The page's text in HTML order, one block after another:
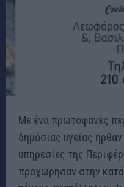
Με ένα πρωτοφανές
δημόσιας υγείας
υπηρεσίες της
προχώρησαν στην